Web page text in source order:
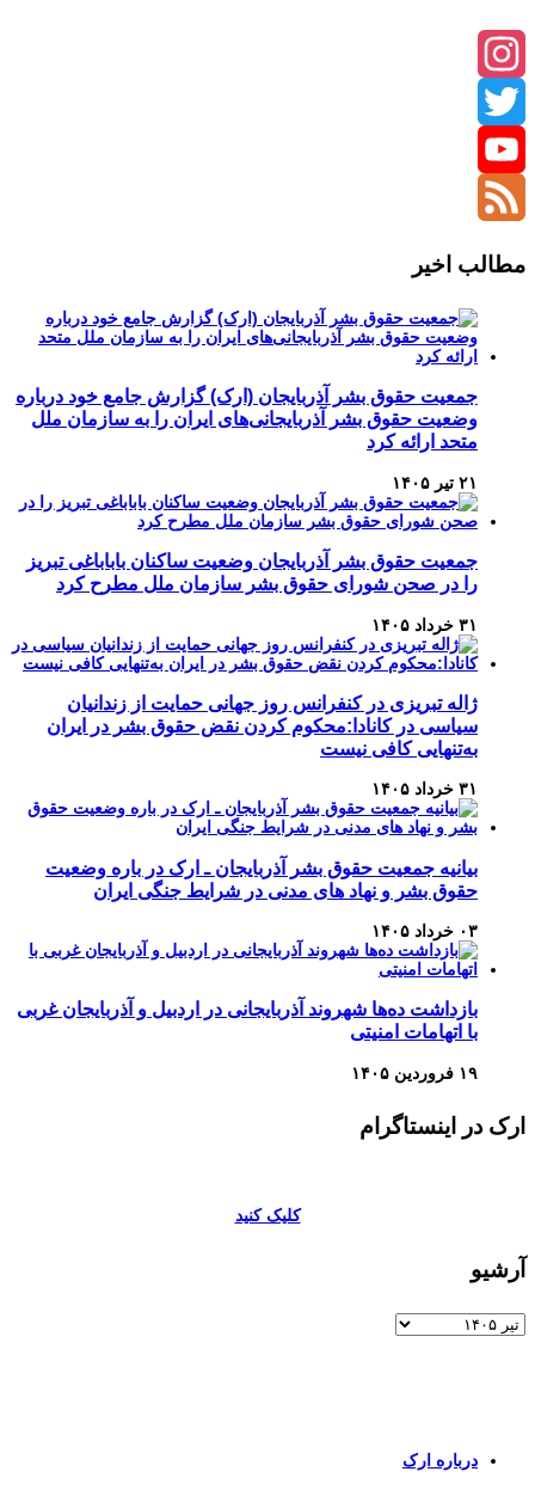
Instagram
Twitter
YouTube
مطالب اخیر
جمعیت حقوق بشر آذربایجان (ارک) گزارش جامع خود درباره
وضعیت حقوق بشر آذربایجانی‌های ایران را به سازمان ملل
متحد ارائه کرد
۲۱ تیر ۱۴۰۵
جمعیت حقوق بشر آذربایجان وضعیت ساکنان باباباغی تبریز
را در صحن شورای حقوق بشر سازمان ملل مطرح کرد
۳۱ خرداد ۱۴۰۵
ژاله تبریزی در کنفرانس روز جهانی حمایت از زندانیان
سیاسی در کانادا:محکوم کردن نقض حقوق بشر در ایران
به‌تنهایی کافی نیست
۳۱ خرداد ۱۴۰۵
بیانیه جمعیت حقوق بشر آذربایجان ـ ارک در باره وضعیت
حقوق بشر و نهاد های مدنی در شرایط جنگی ایران
۰۳ خرداد ۱۴۰۵
بازداشت ده‌ها شهروند آذربایجانی در اردبیل و آذربایجان غربی
با اتهامات امنیتی
۱۹ فروردین ۱۴۰۵
ارک در اینستاگرام
کلیک کنید
آرشیو
آرشیو
درباره ارک